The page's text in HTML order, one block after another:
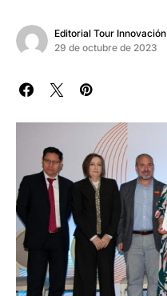
Editorial Tour Innovación
29 de octubre de 2023